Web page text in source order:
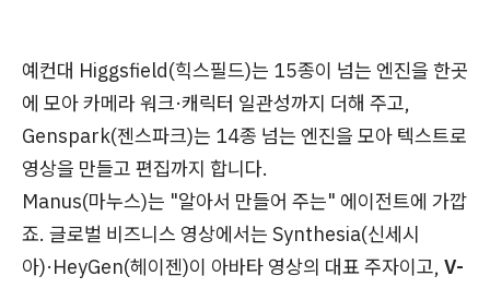
예컨대 Higgsfield(힉스필드)는 15종이 넘는 엔진을 한곳
에 모아 카메라 워크·캐릭터 일관성까지 더해 주고,
Genspark(젠스파크)는 14종 넘는 엔진을 모아 텍스트로
영상을 만들고 편집까지 합니다.
Manus(마누스)는 "알아서 만들어 주는" 에이전트에 가깝
죠. 글로벌 비즈니스 영상에서는 Synthesia(신세시
아)·HeyGen(헤이젠)이 아바타 영상의 대표 주자이고, V-